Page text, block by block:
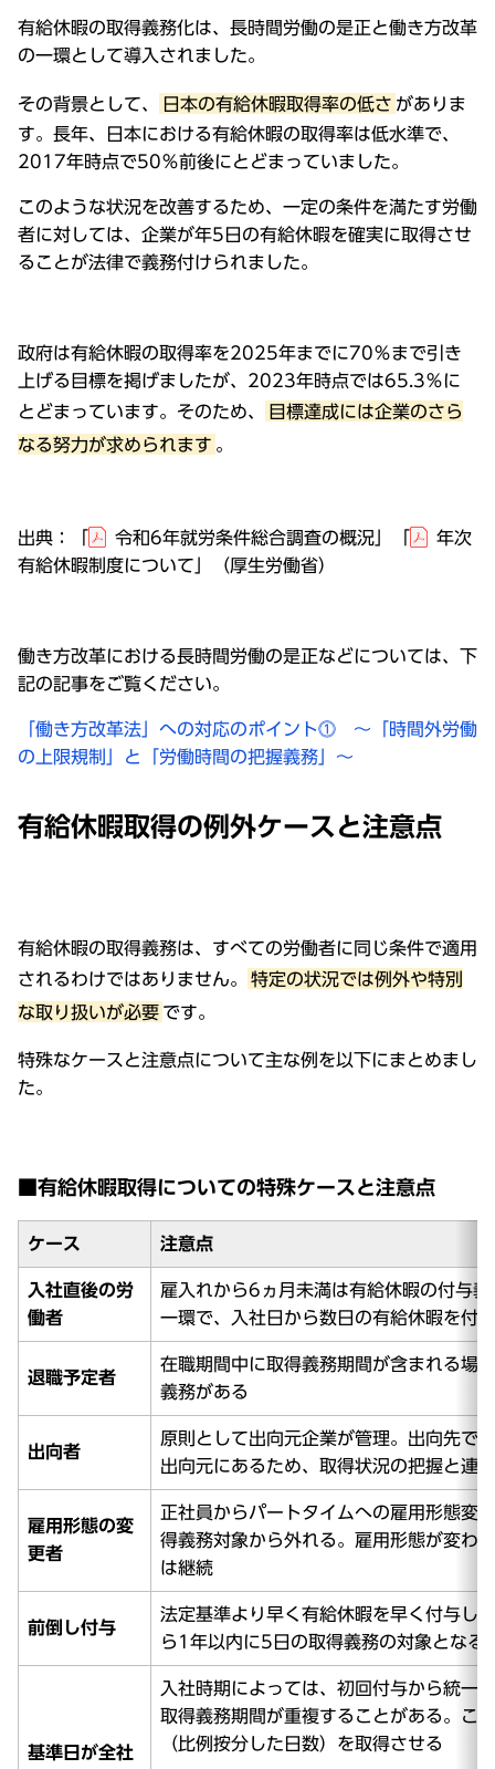
有給休暇の取得義務化は、長時間労働の是正と働き方改革
の一環として導入されました。
その背景として、 日本の有給休暇取得率の低さ がありま
す。長年、日本における有給休暇の取得率は低水準で、
2017年時点で50％前後にとどまっていました。
このような状況を改善するため、一定の条件を満たす労働
者に対しては、企業が年5日の有給休暇を確実に取得させ
ることが法律で義務付けられました。
政府は有給休暇の取得率を2025年までに70％まで引き
上げる目標を掲げましたが、2023年時点では65.3％に
とどまっています。そのため、
目標達成には企業のさら
なる努力が求められます 。
出典：「 令和6年就労条件総合調査の概況
年次
有給休暇制度について 」（厚生労働省）
働き方改革における長時間労働の是正などについては、下
記の記事をご覧ください。
「働き方改革法」への対応のポイント⓵ ～「時間外労働
の上限規制」と「労働時間の把握義務」～
有給休暇取得の例外ケースと注意点
有給休暇の取得義務は、すべての労働者に同じ条件で適用
されるわけではありません。
特定の状況では例外や特別
な取り扱いが必要 です。
特殊なケースと注意点について主な例を以下にまとめまし
た。
■有給休暇取得についての特殊ケースと注意点
ケース 注意点
入社直後の労
働者
雇入れから6ヵ月未満は有給休暇の付与
一環で、入社日から数日の有給休暇を付
退職予定者
在職期間中に取得義務期間が含まれる場
義務がある
出向者
原則として出向元企業が管理。出向先で
出向元にあるため、取得状況の把握と連
雇用形態の変
更者
正社員からパートタイムへの雇用形態変
得義務対象から外れる。雇用形態が変わ
は継続
前倒し付与
法定基準より早く有給休暇を早く付与し
ら1年以内に5日の取得義務の対象となる
基準日が全社
入社時期によっては、初回付与から統一
取得義務期間が重複することがある。こ
（比例按分した日数）を取得させる